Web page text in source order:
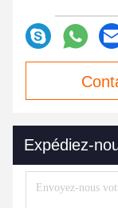
Expédiez-